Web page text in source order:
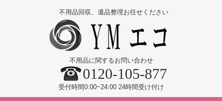
不用品回収、遺品整理お任せください
不用品に関するお問い合わせ
0120-105-877
受付時間0:00~24:00 24時間受け付け